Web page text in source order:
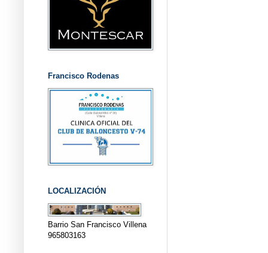
Francisco Rodenas
LOCALIZACIÓN
Barrio San Francisco Villena
965803163